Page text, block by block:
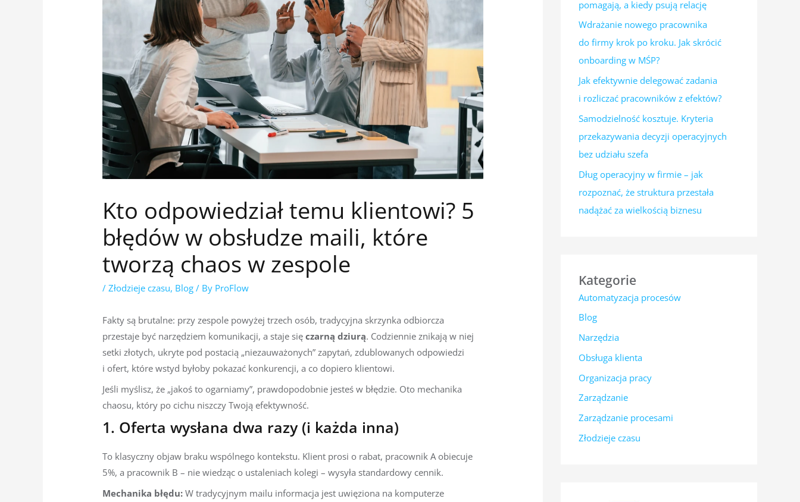
Kto odpowiedział temu klientowi? 5
błędów w obsłudze maili, które
tworzą chaos w zespole
/Złodzieje czasu, Blog / By ProFlow
Fakty są brutalne: przy zespole powyżej trzech osób, tradycyjna skrzynka odbiorcza
przestaje być narzędziem komunikacji, a staje sięczarną dziurą. Codziennie znikają w niej
setki złotych, ukryte pod postacią „niezauważonych” zapytań, zdublowanych odpowiedzi
i ofert, które wstyd byłoby pokazać konkurencji, a co dopiero klientowi.
Jeśli myślisz, że „jakoś to ogarniamy”, prawdopodobnie jesteś w błędzie. Oto mechanika
chaosu, który po cichu niszczy Twoją efektywność.
1. Oferta wysłana dwa razy (i każda inna)
To klasyczny objaw braku wspólnego kontekstu. Klient prosi o rabat, pracownik A obiecuje
5%, a pracownik B – nie wiedząc o ustaleniach kolegi – wysyła standardowy cennik.
Mechanika błędu: W tradycyjnym mailu informacja jest uwięziona na komputerze
pomagają, a kiedy psują relację
Wdrażanie nowego pracownika
do firmy krok po kroku. Jak skrócić
onboarding w MŚP?
Jak efektywnie delegować zadania
i rozliczać pracowników z efektów?
Samodzielność kosztuje. Kryteria
przekazywania decyzji operacyjnych
bez udziału szefa
Dług operacyjny w firmie – jak
rozpoznać, że struktura przestała
nadążać za wielkością biznesu
Kategorie
Automatyzacja procesów
Blog
Narzędzia
Obsługa klienta
Organizacja pracy
Zarządzanie
Zarządzanie procesami
Złodzieje czasu